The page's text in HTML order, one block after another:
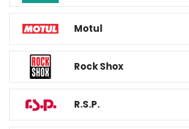
Motul
Rock Shox
R.S.P.